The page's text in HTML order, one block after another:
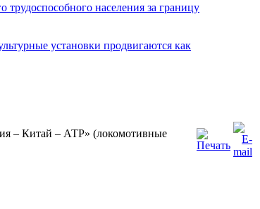
населения за границу
установки продвигаются как
– Китай – АТР» (локомотивные